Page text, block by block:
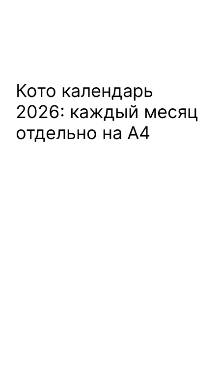
Кото календарь
2026: каждый месяц
отдельно на А4